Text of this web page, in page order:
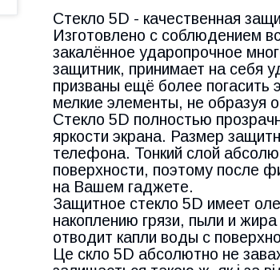
Стекло 5D - качественная
Изготовлено с соблюдением
закалённое ударопрочное
защитник, принимает на себя
призваны ещё более погасить
мелкие элементы, не образуя
Стекло 5D полностью
яркости экрана. Размер
телефона. Тонкий слой
поверхности, поэтому после
на Вашем гаджете.
Защитное стекло 5D имеет
накоплению грязи, пыли и
отводит капли воды с
Це скло 5D абсолютно не